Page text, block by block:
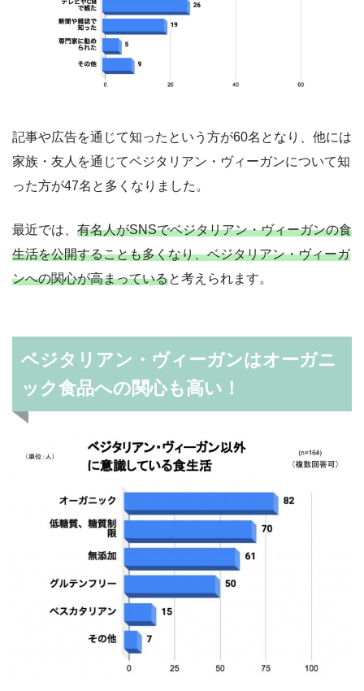
記事や広告を通じて知ったという方が60名となり、他には
家族・友人を通じてベジタリアン・ヴィーガンについて知
った方が47名と多くなりました。
最近では、 有名人がSNSでベジタリアン・ヴィーガンの食
生活を公開することも多くなり、ベジタリアン・ヴィーガ
ンへの関心が高まっていると考えられます。
ベジタリアン・ヴィーガンはオーガニ
ック食品への関心も高い！